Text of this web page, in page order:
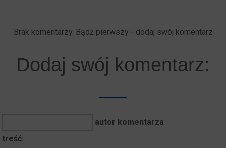
Brak komentarzy. Bądź pierwszy - dodaj swój komentarz
Dodaj swój komentarz:
autor komentarza
treść: